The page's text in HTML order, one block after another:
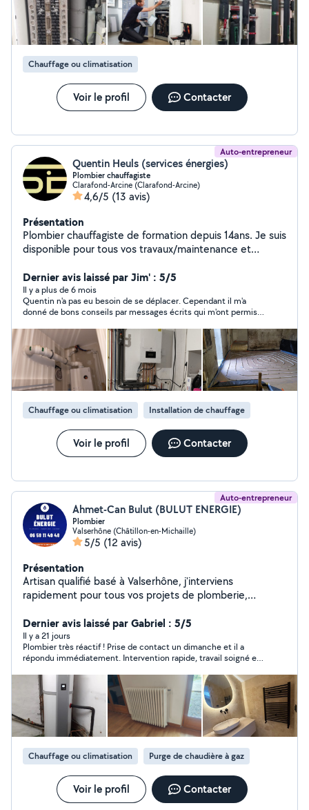
Chauffage ou climatisation
Voir le profil Contacter
Auto-entrepreneur
Quentin Heuls (services énergies)
Plombier chauffagiste
Clarafond-Arcine (Clarafond-Arcine)
4,6/5 (13 avis)
Présentation
Plombier chauffagiste de formation depuis 14ans. Je suis
disponible pour tous vos travaux/maintenance et
de chaudière gaz fioul et bois, remplacement de ballon
d'eau chaude. Entretien et remplacement d'adoucisseur
d'eau. Entretien et dépannage de panneaux solaires.
Dépannage d'urgence le week-end (fuite d'eau, panne
totale sur chaudière) J'interviens sur le secteur du
bassin genevois, secteur de frangy, seyssel, pays de
Gex, valserhone. N'hésitez pas à me contacter pour que
nous puissions échanger sur vos projets.
Dernier avis laissé par Jim' : 5/5
Il y a plus de 6 mois
Quentin n'a pas eu besoin de se déplacer. Cependant il m'a
donné de bons conseils par messages écrits qui m'ont permis
Chauffage ou climatisation Installation de chauffage
Voir le profil Contacter
Auto-entrepreneur
Ahmet-Can Bulut (BULUT ENERGIE)
Plombier
Valserhône (Châtillon-en-Michaille)
5/5 (12 avis)
Présentation
Artisan qualifié basé à Valserhône, j'interviens
rapidement pour tous vos projets de plomberie,
constant de qualité et de satisfaction client. Installation
& rénovation de salle de bain clé en main du sol au
plafond, je gère tout Conception 3D de votre projet
visualisez votre future salle de bain avant les travaux
Dépannage plomberie fuites, canalisations, robinetterie,
intervention rapide Remplacement & installation de
chauffe-eau / cumulus toutes marques Pose de
sanitaires douches, WC, lavabos, baignoires Entretien &
modernisation de vos installations existantes
Intervention rapide et efficace, même en urgence
Travail soigné avec des matériaux de qualité Conception
3D incluse pour vos projets de rénovation Conseils
personnalisés et accompagnement de A à Z Devis
gratuit, transparent et sans mauvaise surprise
Dernier avis laissé par Gabriel : 5/5
Il y a 21 jours
Plombier très réactif ! Prise de contact un dimanche et il a
répondu immédiatement. Intervention rapide, travail soigné et
recommande sans hésiter.
Chauffage ou climatisation Purge de chaudière à gaz
Voir le profil Contacter